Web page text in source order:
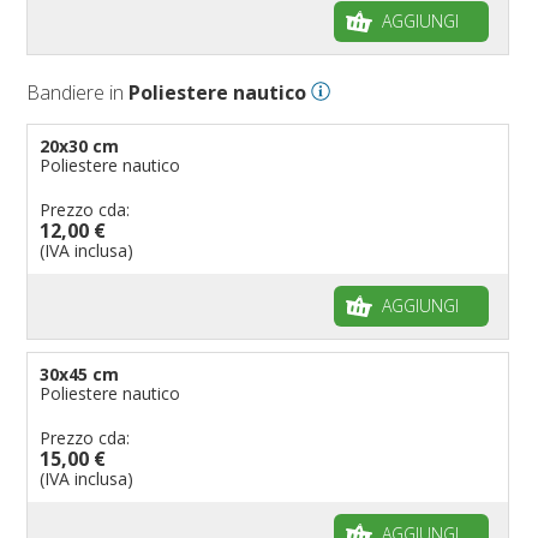
Bandiere per eventi religiosi
Bandiere per enti pubblici
Bandiere per ambasciate
Bandiere per riserve naturali e parchi
Bandiere per musicisti
pennoni per bandiere
AGGIUNGI
Bandiere in Poliestere nautico
20x30 cm
Poliestere nautico
Prezzo cda:
12,00 €
(IVA inclusa)
AGGIUNGI
30x45 cm
Poliestere nautico
Prezzo cda:
15,00 €
(IVA inclusa)